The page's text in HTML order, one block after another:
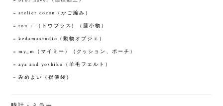
atelier cocon（かご編み）
tou + （トウプラス）（籐小物）
kedamastudio（動物オブジェ）
my_m（マイミー）（クッション、ポーチ）
aya and yoshiko（羊毛フェルト）
みめよい（祝儀袋）